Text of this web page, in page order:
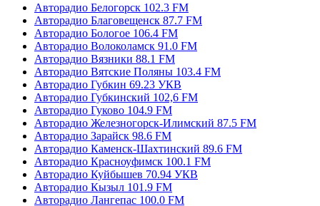
Авторадио Белогорск 102.3 FM
Авторадио Благовещенск 87.7 FM
Авторадио Бологое 106.4 FM
Авторадио Волоколамск 91.0 FM
Авторадио Вязники 88.1 FM
Авторадио Вятские Поляны 103.4 FM
Авторадио Губкин 69.23 УКВ
Авторадио Губкинский 102,6 FM
Авторадио Гуково 104.9 FM
Авторадио Железногорск-Илимский 87.5 FM
Авторадио Зарайск 98.6 FM
Авторадио Каменск-Шахтинский 89.6 FM
Авторадио Красноуфимск 100.1 FM
Авторадио Куйбышев 70.94 УКВ
Авторадио Кызыл 101.9 FM
Авторадио Лангепас 100.0 FM